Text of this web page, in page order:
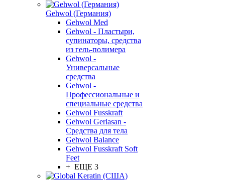
Gehwol (Германия)
Gehwol Med
Gehwol - Пластыри,
супинаторы, средства
из гель-полимера
Gehwol -
Универсальные
средства
Gehwol -
Профессиональные и
специальные средства
Gehwol Fusskraft
Gehwol Gerlasan -
Средства для тела
Gehwol Balance
Gehwol Fusskraft Soft
Feet
+ ЕЩЕ 3